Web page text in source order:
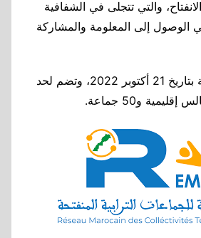
والتي تتجلى في الشفافية
الوصول إلى المعلومة والمشاركة
وقد تأسست الشبكة بتاريخ 21 أكتوبر 2022، وتضم لحد